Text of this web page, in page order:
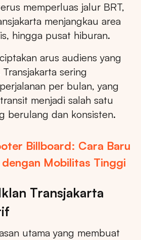
memperluas jalur BRT,
menjangkau area
hingga pusat hiburan.
arus audiens yang
sering
per bulan, yang
menjadi salah satu
berulang dan konsisten.
Billboard: Cara Baru
dengan Mobilitas Tinggi
Transjakarta
utama yang membuat